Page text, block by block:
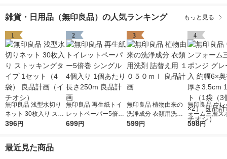
雑貨・日用品（無印良品）の人気ランキング もっと見る
1
無印良品 浅型水切り
ネット 30枚入り スト
ッキングタイプ 1セッ
396円
2
無印良品 再生紙トイ
レットペーパー5倍巻
シングル 4個入り 1個
699円
3
無印良品 植物由来の
洗浄成分 衣類用洗剤
詰替え用 １０５０ｍ
599円
4
無印良品 ウレ
ォーム三層ス
グレー 3個入
598円
最近見た商品